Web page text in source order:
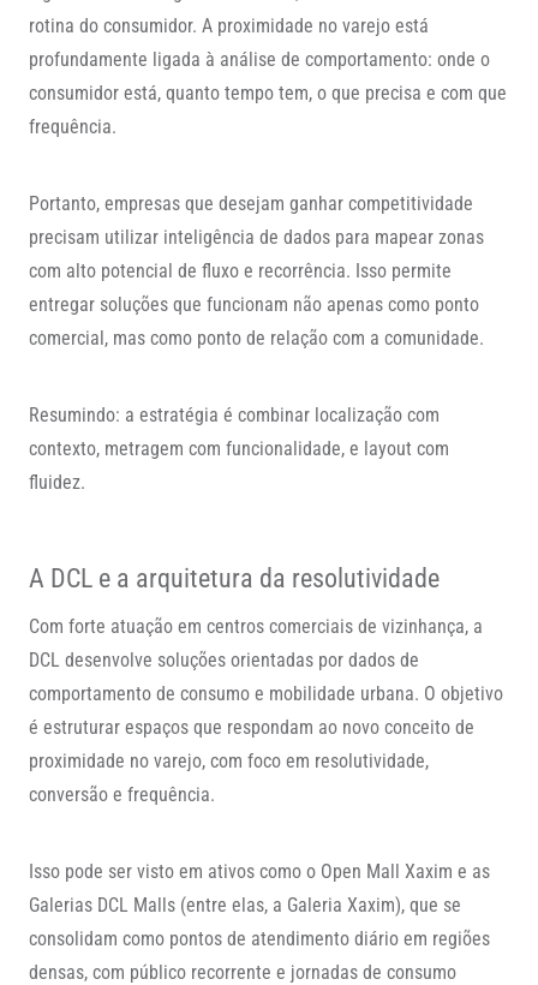
rotina do consumidor. A proximidade no varejo está
profundamente ligada à análise de comportamento: onde o
consumidor está, quanto tempo tem, o que precisa e com que
frequência.
Portanto, empresas que desejam ganhar competitividade
precisam utilizar inteligência de dados para mapear zonas
com alto potencial de fluxo e recorrência. Isso permite
entregar soluções que funcionam não apenas como ponto
comercial, mas como ponto de relação com a comunidade.
Resumindo: a estratégia é combinar localização com
contexto, metragem com funcionalidade, e layout com
fluidez.
A DCL e a arquitetura da resolutividade
Com forte atuação em centros comerciais de vizinhança, a
DCL desenvolve soluções orientadas por dados de
comportamento de consumo e mobilidade urbana. O objetivo
é estruturar espaços que respondam ao novo conceito de
proximidade no varejo, com foco em resolutividade,
conversão e frequência.
Isso pode ser visto em ativos como o Open Mall Xaxim e as
Galerias DCL Malls (entre elas, a Galeria Xaxim), que se
consolidam como pontos de atendimento diário em regiões
densas, com público recorrente e jornadas de consumo